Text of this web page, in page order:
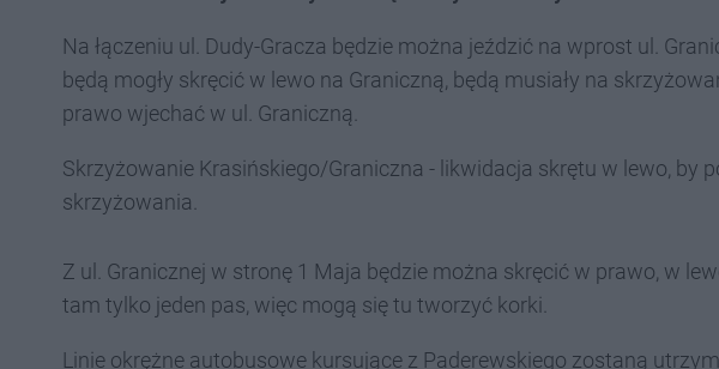
Na łączeniu ul. Dudy-Gracza będzie można jeździć na wprost ul.
będą mogły skręcić w lewo na Graniczną, będą musiały na
prawo wjechać w ul. Graniczną.
Skrzyżowanie Krasińskiego/Graniczna - likwidacja skrętu w lewo, by
skrzyżowania.
Z ul. Granicznej w stronę 1 Maja będzie można skręcić w prawo, w
tam tylko jeden pas, więc mogą się tu tworzyć korki.
Linie okrężne autobusowe kursujące z Paderewskiego zostaną